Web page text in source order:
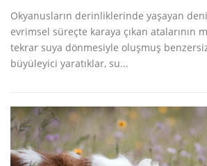
Okyanusların derinliklerinde yaşayan
evrimsel süreçte karaya çıkan atalarının
tekrar suya dönmesiyle oluşmuş
büyüleyici yaratıklar, su...